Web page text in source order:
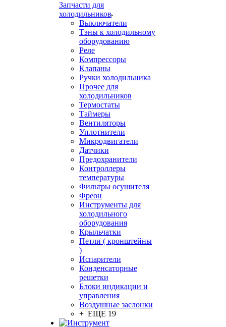
Запчасти для
холодильников
Выключатели
Тэны к холодильному
оборудованию
Реле
Компрессоры
Клапаны
Ручки холодильника
Прочее для
холодильников
Термостаты
Таймеры
Вентиляторы
Уплотнители
Микродвигатели
Датчики
Предохранители
Контроллеры
температуры
Фильтры осушителя
Фреон
Инструменты для
холодильного
оборудования
Крыльчатки
Петли ( кронштейны
)
Испарители
Конденсаторные
решетки
Блоки индикации и
управления
Воздушные заслонки
+ ЕЩЕ 19